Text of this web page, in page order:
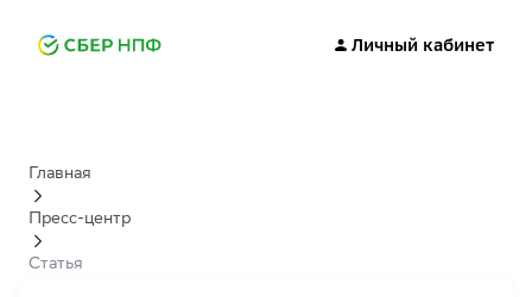
Личный кабинет
Главная
Пресс-центр
Статья